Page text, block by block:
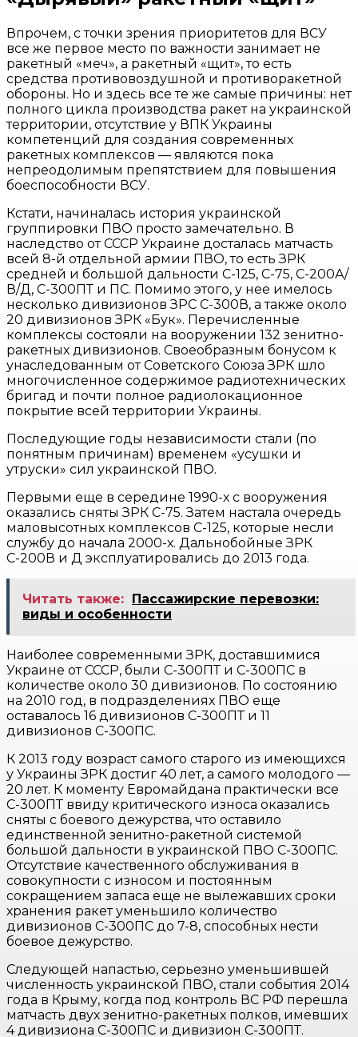
Впрочем, с точки зрения приоритетов для ВСУ
все же первое место по важности занимает не
ракетный «меч», а ракетный «щит», то есть
средства противовоздушной и противоракетной
обороны. Но и здесь все те же самые причины: нет
полного цикла производства ракет на украинской
территории, отсутствие у ВПК Украины
компетенций для создания современных
ракетных комплексов — являются пока
непреодолимым препятствием для повышения
боеспособности ВСУ.
Кстати, начиналась история украинской
группировки ПВО просто замечательно. В
наследство от СССР Украине досталась матчасть
всей 8-й отдельной армии ПВО, то есть ЗРК
средней и большой дальности С-125, С-75, С-200А/
В/Д, С-300ПТ и ПС. Помимо этого, у нее имелось
несколько дивизионов ЗРС С-300В, а также около
20 дивизионов ЗРК «Бук». Перечисленные
комплексы состояли на вооружении 132 зенитно-
ракетных дивизионов. Своеобразным бонусом к
унаследованным от Советского Союза ЗРК шло
многочисленное содержимое радиотехнических
бригад и почти полное радиолокационное
покрытие всей территории Украины.
Последующие годы независимости стали (по
понятным причинам) временем «усушки и
утруски» сил украинской ПВО.
Первыми еще в середине 1990-х с вооружения
оказались сняты ЗРК С-75. Затем настала очередь
маловысотных комплексов С-125, которые несли
службу до начала 2000-х. Дальнобойные ЗРК
С-200В и Д эксплуатировались до 2013 года.
Читать также: Пассажирские перевозки:
виды и особенности
Наиболее современными ЗРК, доставшимися
Украине от СССР, были С-300ПТ и С-300ПС в
количестве около 30 дивизионов. По состоянию
на 2010 год, в подразделениях ПВО еще
оставалось 16 дивизионов С-300ПТ и 11
дивизионов С-300ПС.
К 2013 году возраст самого старого из имеющихся
у Украины ЗРК достиг 40 лет, а самого молодого —
20 лет. К моменту Евромайдана практически все
С-300ПТ ввиду критического износа оказались
сняты с боевого дежурства, что оставило
единственной зенитно-ракетной системой
большой дальности в украинской ПВО С-300ПС.
Отсутствие качественного обслуживания в
совокупности с износом и постоянным
сокращением запаса еще не вылежавших сроки
хранения ракет уменьшило количество
дивизионов С-300ПС до 7-8, способных нести
боевое дежурство.
Следующей напастью, серьезно уменьшившей
численность украинской ПВО, стали события 2014
года в Крыму, когда под контроль ВС РФ перешла
матчасть двух зенитно-ракетных полков, имевших
4 дивизиона С-300ПС и дивизион С-300ПТ.